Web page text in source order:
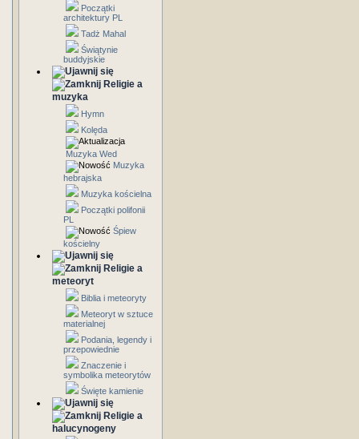
Początki
architektury PL
Tadż Mahal
Świątynie
buddyjskie
Religie a
muzyka
Hymn
Kolęda
Muzyka Wed
Muzyka
hebrajska
Muzyka kościelna
Początki polifonii
PL
Śpiew
kościelny
Religie a
meteoryt
Biblia i meteoryty
Meteoryt w sztuce
materialnej
Podania, legendy i
przepowiednie
Znaczenie i
symbolika meteorytów
Święte kamienie
Religie a
halucynogeny